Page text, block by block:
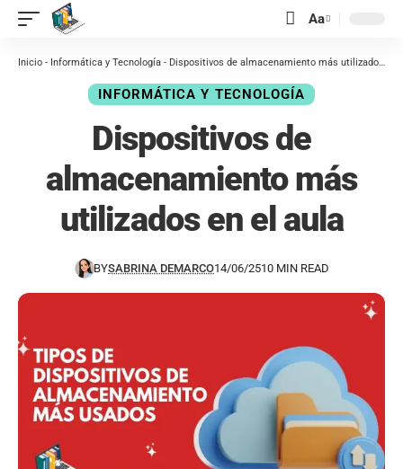
contenido Aa
Inicio - Informática y Tecnología - Dispositivos de almacenamiento más utilizados en el aula
INFORMÁTICA Y TECNOLOGÍA
Dispositivos de
almacenamiento más
utilizados en el aula
BYSABRINA DEMARCO14/06/2510 MIN READ